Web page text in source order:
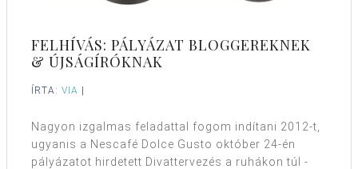
FELHÍVÁS: PÁLYÁZAT BLOGGEREKNEK
& ÚJSÁGÍRÓKNAK
ÍRTA: VIA |
Nagyon izgalmas feladattal fogom indítani 2012-t,
ugyanis a Nescafé Dolce Gusto október 24-én
pályázatot hirdetett Divattervezés a ruhákon túl -